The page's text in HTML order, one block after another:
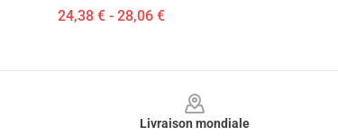
24,38 € - 28,06 €
Livraison mondiale